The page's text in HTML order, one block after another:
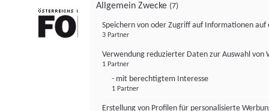
Allgemein Zwecke (7)
Speichern von oder Zugriff auf Informationen auf
3 Partner
Verwendung reduzierter Daten zur Auswahl von
1 Partner
- mit berechtigtem Interesse
1 Partner
Erstellung von Profilen für personalisierte
FONDS professionell